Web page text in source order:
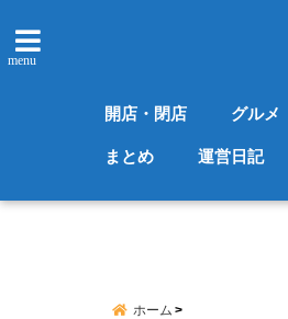
menu
開店・閉店 グルメ
まとめ 運営日記
ホーム